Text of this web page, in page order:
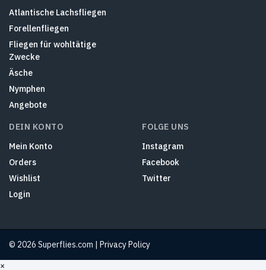
Atlantische Lachsfliegen
Forellenfliegen
Fliegen für wohltätige
Zwecke
Äsche
Nymphen
Angebote
DEIN KONTO
Mein Konto
Orders
Wishlist
Login
FOLGE UNS
Instagram
Facebook
Twitter
© 2026 Superflies.com | Privacy Policy
×